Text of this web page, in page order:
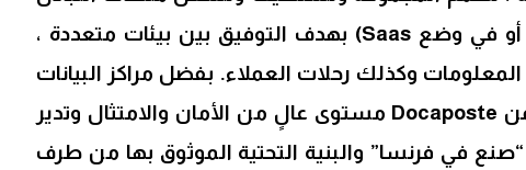
الآمن (في مكان العمل أو في وضع Saas) بهدف التوفيق بين بيئات متعددة ،
وكذلك رحلات العملاء. بفضل مراكز البيانات
الأربعة الخاصة بها ، تضمن Docaposte مستوى عالٍ من الأمان والامتثال وتدير
“صنع في فرنسا” والبنية التحتية الموثوق بها من طرف